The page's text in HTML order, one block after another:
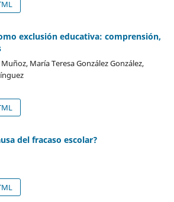
exclusión educativa: comprensión,
María Teresa González González,
del fracaso escolar?